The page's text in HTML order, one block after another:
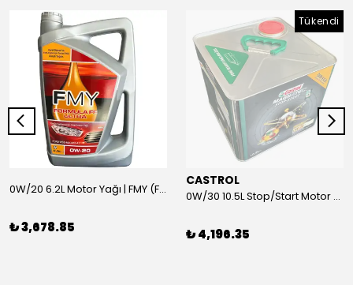
0W/20 6.2L Motor Yağı | FMY (Ford Motor Yağları)
₺ 3,678.85
Tükendi
CASTROL
0W/30 10.5L Stop/Start Motor Yağı | CASTROL
₺ 4,196.35